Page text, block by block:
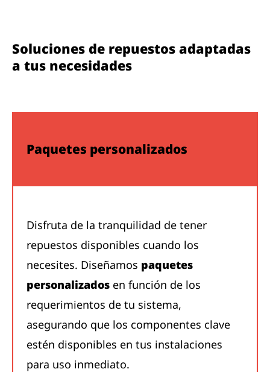
Soluciones de repuestos adaptadas
a tus necesidades
Paquetes personalizados
Disfruta de la tranquilidad de tener
repuestos disponibles cuando los
necesites. Diseñamos paquetes
personalizados en función de los
requerimientos de tu sistema,
asegurando que los componentes clave
estén disponibles en tus instalaciones
para uso inmediato.